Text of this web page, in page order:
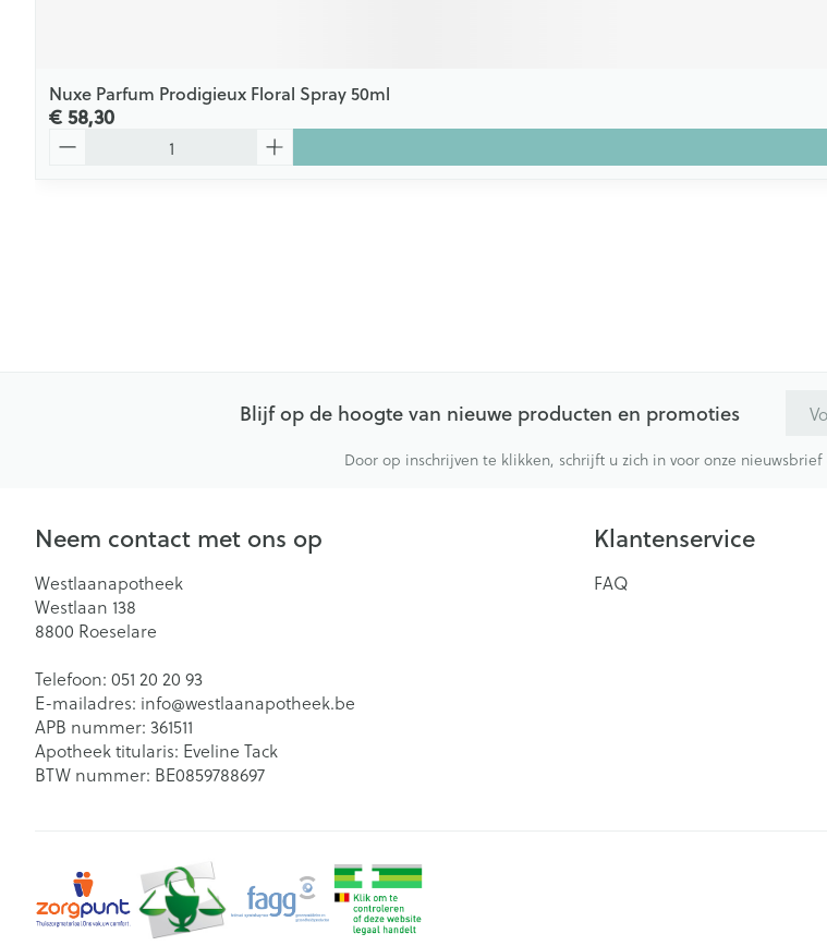
Nuxe Parfum Prodigieux Floral Spray 50ml
€ 58,30
Blijf op de hoogte van nieuwe producten en promoties
Door op inschrijven te klikken, schrijft u zich in voor onze
Neem contact met ons op
Westlaanapotheek
Westlaan 138
8800 Roeselare
Telefoon: 051 20 20 93
E-mailadres: info@westlaanapotheek.be
APB nummer: 361511
Apotheek titularis: Eveline Tack
BTW nummer: BE0859788697
Klantenservice
FAQ